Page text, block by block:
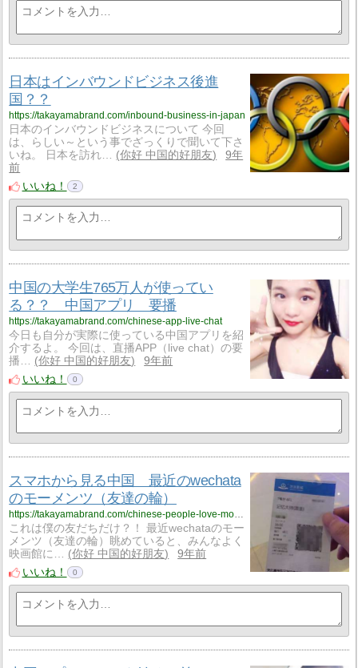
日本はインバウンドビジネス後進
国？？
https://takayamabrand.com/inbound-business-in-japan
日本のインバウンドビジネスについて 今回
は、らしい～という事でざっくりで聞いて下さ
いね。 日本を訪れ…
你好 中国的好朋友
9年
前
いいね！
2
中国の大学生765万人が使ってい
る？？ 中国アプリ 要播
https://takayamabrand.com/chinese-app-live-chat
今日も自分が実際に使っている中国アプリを紹
介するよ。 今回は、直播APP（live chat）の要
播…
你好 中国的好朋友
9年前
いいね！
0
スマホから見る中国 最近のwechata
のモーメンツ（友達の輪）
これは僕の友だちだけ？！ 最近wechataのモー
メンツ（友達の輪）眺めていると、みんなよく
映画館に…
你好 中国的好朋友
9年前
いいね！
0